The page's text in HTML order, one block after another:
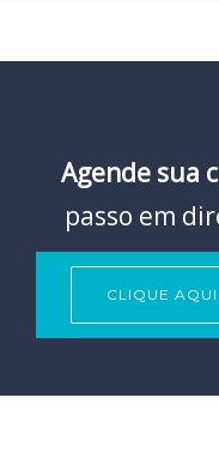
Agende sua
passo em
CLIQUE